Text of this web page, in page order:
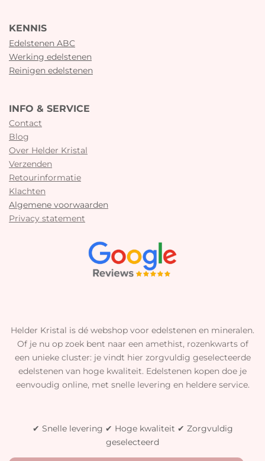
KENNIS
Edelstenen ABC
Werking edelstenen
Reinigen edelstenen
INFO & SERVICE
Contact
Blog
Over Helder Kristal
Verzenden
Retourinformatie
Klachten
Algemene voorwaarden
Privacy statement
Helder Kristal is dé webshop voor edelstenen en mineralen.
Of je nu op zoek bent naar een amethist, rozenkwarts of
een unieke cluster: je vindt hier zorgvuldig geselecteerde
edelstenen van hoge kwaliteit. Edelstenen kopen doe je
eenvoudig online, met snelle levering en heldere service.
✔ Snelle levering ✔ Hoge kwaliteit ✔ Zorgvuldig
geselecteerd